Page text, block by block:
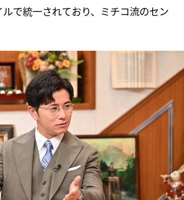
で統一されており、ミチコ流のセン